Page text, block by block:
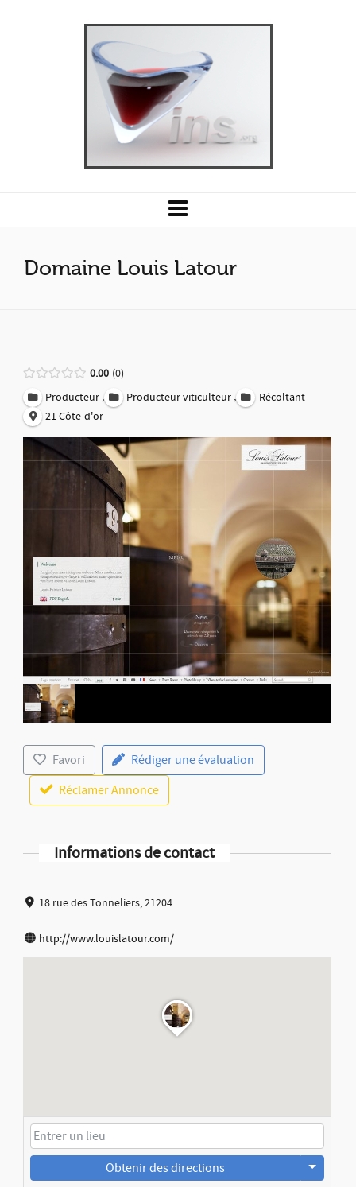
Domaine Louis Latour
0.00 0
Producteur , Producteur viticulteur ,
Récoltant
21 Côte-d'or
Favori
Rédiger une évaluation
Réclamer Annonce
Informations de contact
18 rue des Tonneliers, 21204
http://www.louislatour.com/
Obtenir des directions